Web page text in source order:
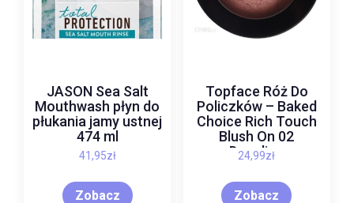
JASON Sea Salt
Mouthwash płyn do
płukania jamy ustnej
474 ml
41,95zł
Zobacz
Topface Róż Do
Policzków – Baked
Choice Rich Touch
Blush On 02
Dazzling
24,99zł
Zobacz